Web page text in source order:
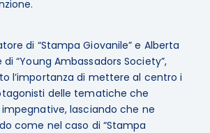
di “Stampa Giovanile” e Alberta
“Young Ambassadors Society”,
l’importanza di mettere al centro i
delle tematiche che
lasciando che ne
come nel caso di “Stampa